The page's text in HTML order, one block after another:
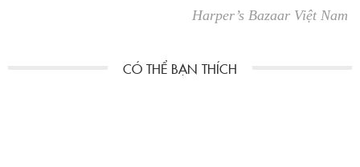
Harper’s Bazaar Việt Nam